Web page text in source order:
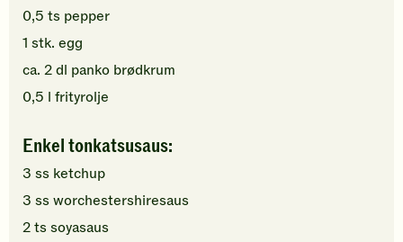
0,5 ts pepper
1 stk. egg
ca. 2dl panko brødkrum
0,5 l frityrolje
Enkel tonkatsusaus:
3 ss ketchup
3 ss worchestershiresaus
2ts soyasaus